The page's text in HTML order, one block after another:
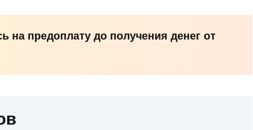
на предоплату до получения денег от